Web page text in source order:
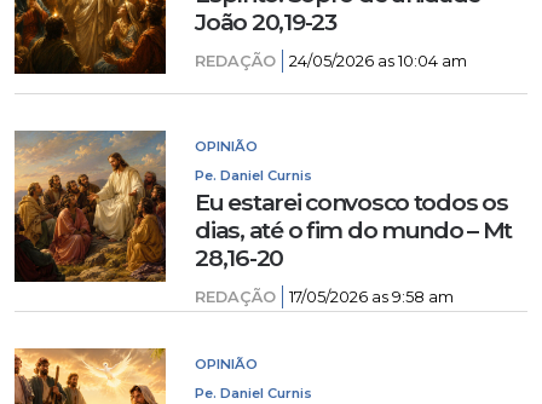
João 20,19-23
REDAÇÃO 24/05/2026 as 10:04 am
OPINIÃO
Pe. Daniel Curnis
Eu estarei convosco todos os
dias, até o fim do mundo – Mt
28,16-20
REDAÇÃO 17/05/2026 as 9:58 am
OPINIÃO
Pe. Daniel Curnis